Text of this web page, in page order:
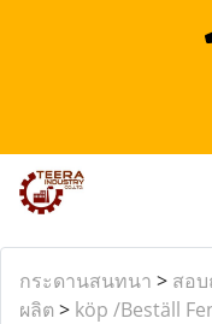
กระดานสนทนา > สอ
ผลิต > köp /Beställ